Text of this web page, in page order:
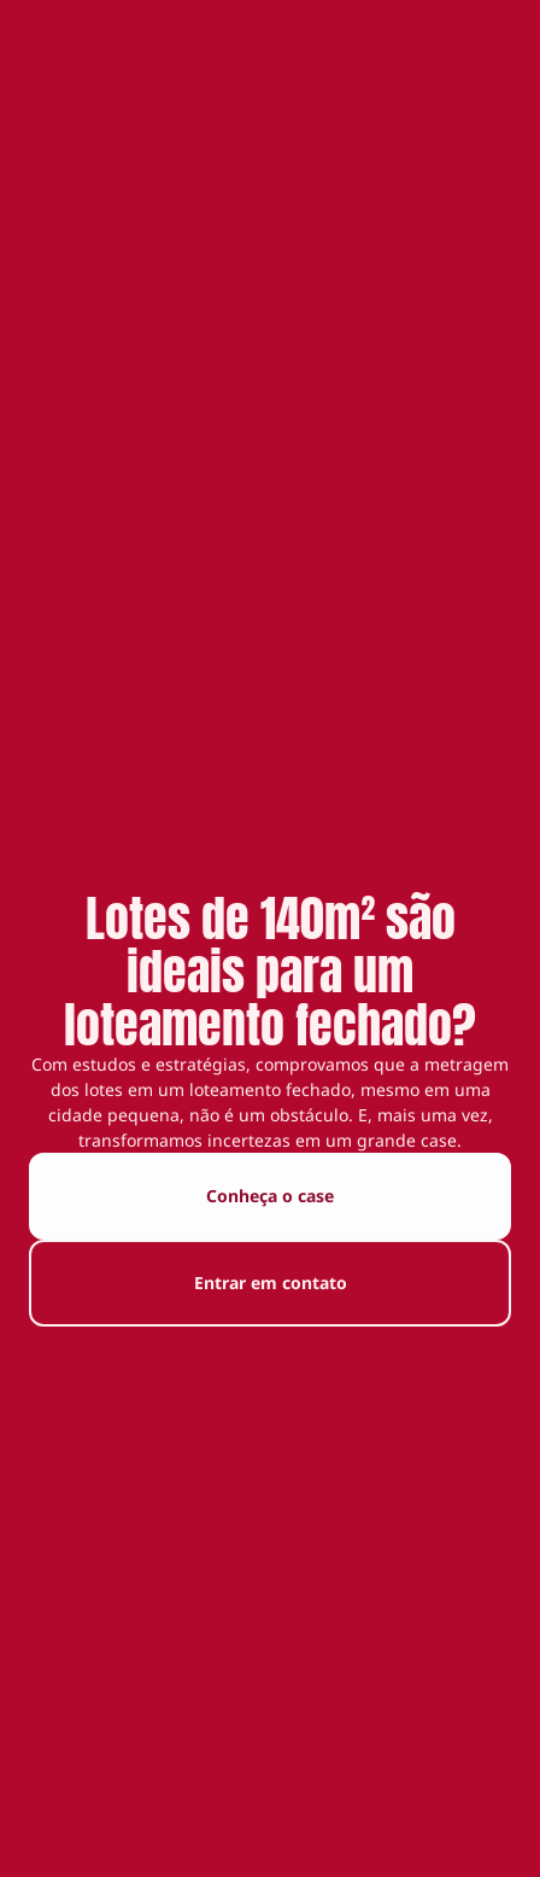
Lotes de 140m² são
ideais para um
loteamento fechado?
Com estudos e estratégias, comprovamos que a metragem
dos lotes em um loteamento fechado, mesmo em uma
cidade pequena, não é um obstáculo. E, mais uma vez,
transformamos incertezas em um grande case.
Conheça o case
Entrar em contato